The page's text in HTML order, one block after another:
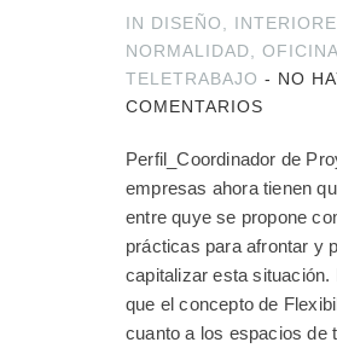
IN DISEÑO
NORMALIDAD
TELETRABAJO - NO
COMENTARIOS
Perfil_Coordinador de
empresas ahora tienen
entre quye se propone
prácticas para afrontar y
capitalizar esta situación.
que el concepto de
cuanto a los espacios de